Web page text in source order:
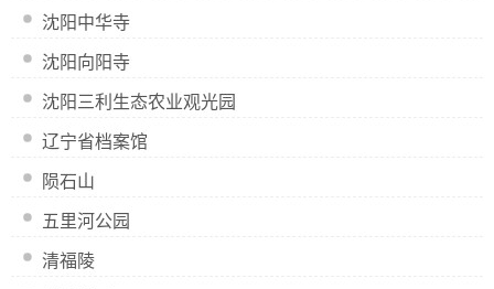
沈阳中华寺
沈阳向阳寺
沈阳三利生态农业观光园
辽宁省档案馆
陨石山
五里河公园
清福陵